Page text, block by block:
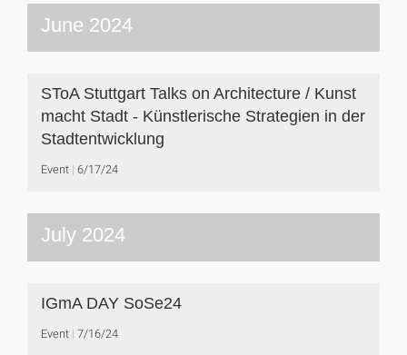
June 2024
SToA Stuttgart Talks on Architecture / Kunst
macht Stadt - Künstlerische Strategien in der
Stadtentwicklung
Event 6/17/24
July 2024
IGmA DAY SoSe24
Event 7/16/24